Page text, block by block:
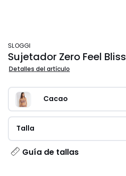
SLOGGI
Sujetador Zero Feel Bliss
Detalles del artículo
Cacao
Talla
Guía de tallas